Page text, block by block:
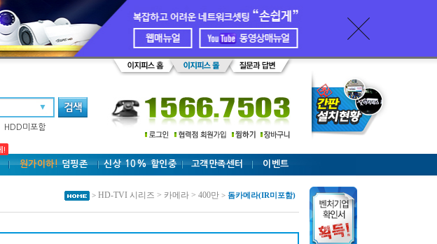
▼
HDD미포함
원가이하!덤핑존 신상 10% 할인중 고객만족센터 이벤트
> HD-TVI 시리즈 > 카메라 > 400만 > 돔카메라(IR미포함)